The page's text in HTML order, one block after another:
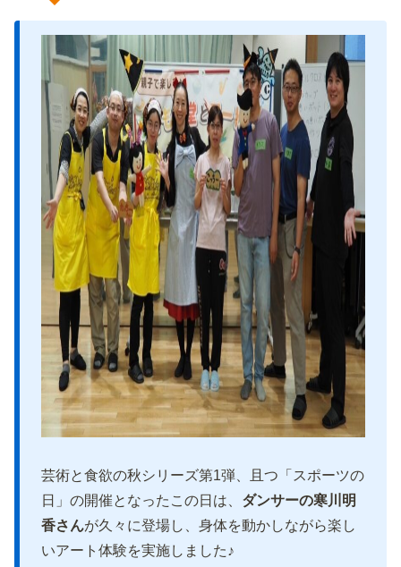
芸術と食欲の秋シリーズ第1弾、且つ「スポーツの
日」の開催となったこの日は、 ダンサーの寒川明
香さんが久々に登場し、身体を動かしながら楽し
いアート体験を実施しました♪